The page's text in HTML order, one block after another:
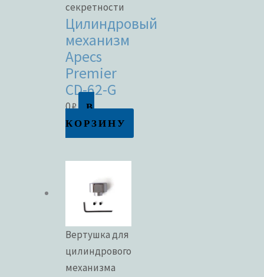
секретности
Цилиндровый
механизм
Apecs
Premier
CD-62-G
0₽
В
КОРЗИНУ
Вертушка для
цилиндрового
механизма